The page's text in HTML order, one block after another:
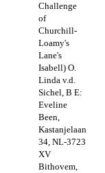
Challenge
of
Churchill-
Loamy's
Lane's
Isabell) O.
Linda v.d.
Sichel, B E:
Eveline
Been,
Kastanjelaan
34, NL-3723
XV
Bithovem,